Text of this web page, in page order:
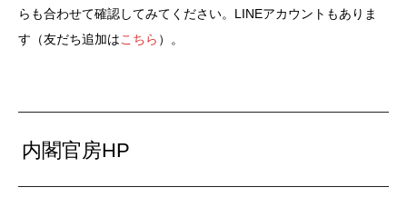
らも合わせて確認してみてください。LINEアカウントもありま
す（友だち追加はこちら ）。
内閣官房HP